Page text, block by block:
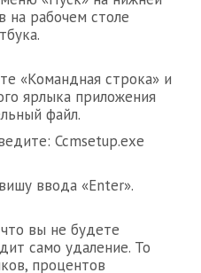
на рабочем столе
«Командная строка» и
ярлыка приложения
файл.
Ccmsetup.exe
ввода «Enter».
вы не будете
само удаление. То
процентов